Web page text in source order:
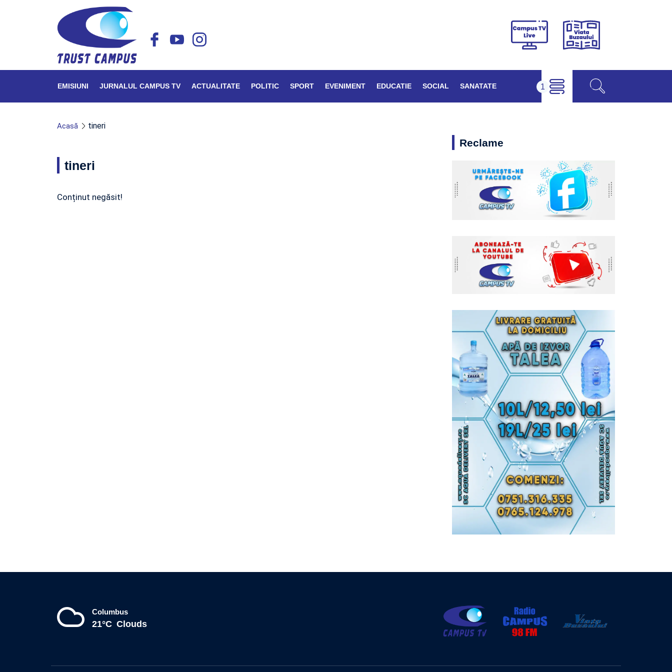
Campus
Viața
EMISIUNI JURNALUL CAMPUS TV ACTUALITATE POLITIC SPORT EVENIMENT EDUCATIE SOCIAL SANATATE
Acasă tineri
tineri
Conținut negăsit!
Reclame
Columbus
21°C Clouds